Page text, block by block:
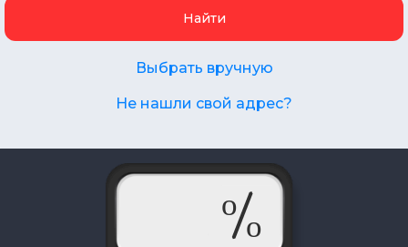
Найти
Выбрать вручную
Не нашли свой адрес?